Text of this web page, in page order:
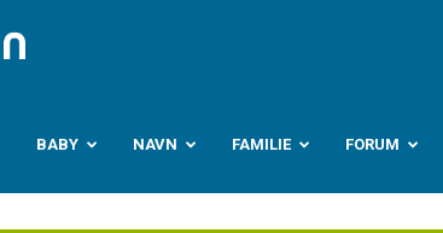
Babyverden.no
BABY NAVN FAMILIE FORUM